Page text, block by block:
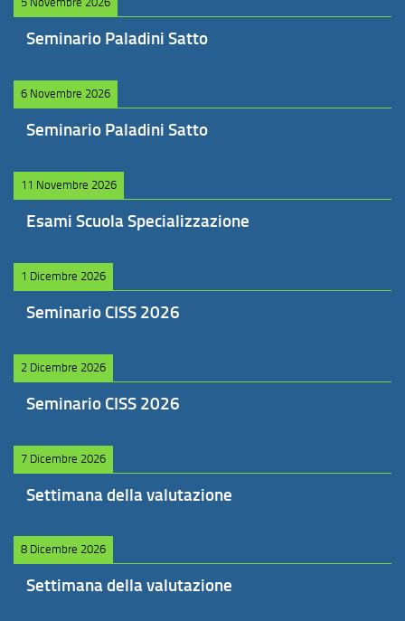
Seminario Paladini Satto
6 Novembre 2026
Seminario Paladini Satto
11 Novembre 2026
Esami Scuola Specializzazione
1 Dicembre 2026
Seminario CISS 2026
2 Dicembre 2026
Seminario CISS 2026
7 Dicembre 2026
Settimana della valutazione
8 Dicembre 2026
Settimana della valutazione